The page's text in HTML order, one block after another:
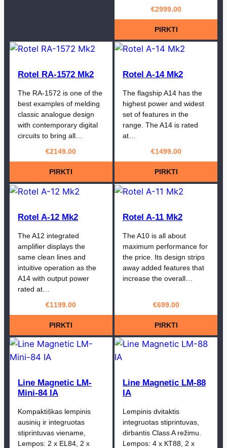
€2999.00
PIRKTI
Rotel RA-1572 Mk2
The RA-1572 is one of the
best examples of melding
classic analogue design
with contemporary digital
circuits to bring all…
€2149.00
PIRKTI
Rotel A-14 Mk2
The flagship A14 has the
highest power and widest
set of features in the
range. The A14 is rated
at…
€1499.00
PIRKTI
Rotel A-12 Mk2
The A12 integrated
amplifier displays the
same clean lines and
intuitive operation as the
A14 with output power
rated at…
€1199.00
PIRKTI
Rotel A-11 Mk2
The A10 is all about
maximum performance for
the price. Its design strips
away added features that
increase the overall…
€699.00
PIRKTI
Line Magnetic LM-
Mini-84 IA
Kompaktiškas lempinis
ausinių ir integruotas
stiprintuvas viename,
Lempos: 2 x EL84, 2 x
Line Magnetic LM-88
IA
Lempinis dvitaktis
integruotas stiprintuvas,
dirbantis Class A režimu.
Lempos: 4 x КТ88, 2 x